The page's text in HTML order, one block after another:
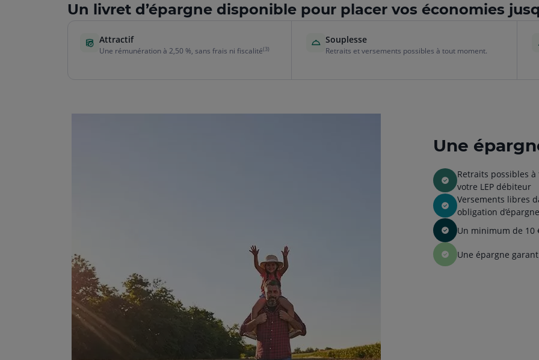
Un livret d’épargne disponible pour placer vos économies
Attractif
Une rémunération à 2,50 %, sans frais ni fiscalité(3)
Souplesse
Retraits et versements possibles à tout moment.
Une
Retraits possibles
votre LEP débiteur
Versements libres
obligation
Un minimum de 10
Une épargne